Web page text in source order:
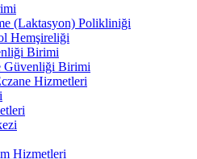
(Laktasyon) Polikliniği
Hemşireliği
Birimi
Güvenliği Birimi
Hizmetleri
Hizmetleri